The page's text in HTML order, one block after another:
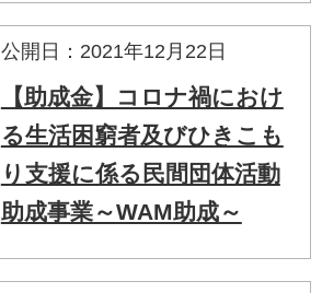
公開日：2021年12月22日
【助成金】コロナ禍におけ
る生活困窮者及びひきこも
り支援に係る民間団体活動
助成事業～WAM助成～